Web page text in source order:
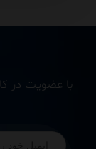
با عضویت در